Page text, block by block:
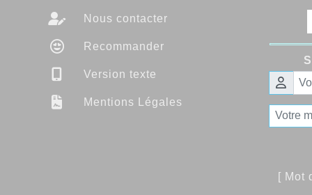
Nous contacter
Recommander
Version texte
Mentions Légales
[ Mot